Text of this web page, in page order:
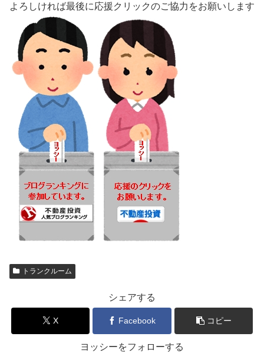
よろしければ最後に応援クリックのご協力をお願いします
トランクルーム
シェアする
X Facebook コピー
ヨッシーをフォローする